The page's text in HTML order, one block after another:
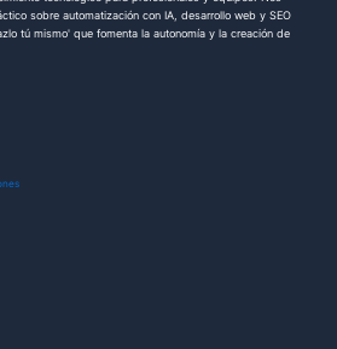
sobre automatización con IA, desarrollo web y SEO
tú mismo' que fomenta la autonomía y la creación de